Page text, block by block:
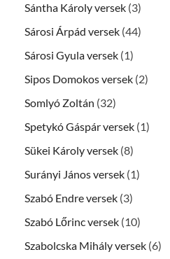
Sántha Károly versek (3)
Sárosi Árpád versek (44)
Sárosi Gyula versek (1)
Sipos Domokos versek (2)
Somlyó Zoltán (32)
Spetykó Gáspár versek (1)
Sükei Károly versek (8)
Surányi János versek (1)
Szabó Endre versek (3)
Szabó Lőrinc versek (10)
Szabolcska Mihály versek (6)